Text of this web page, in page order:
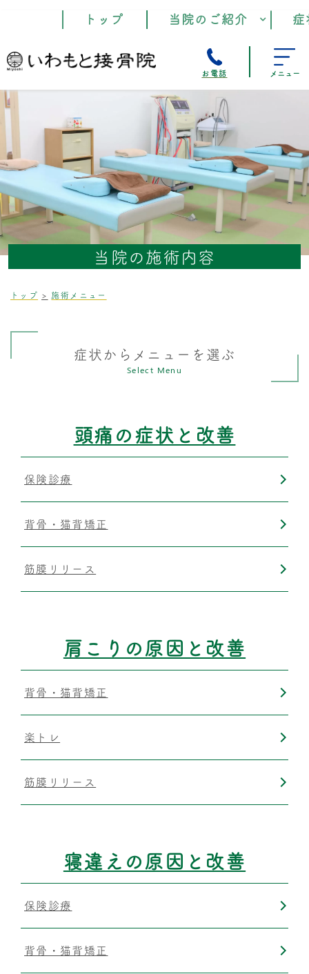
トップ 当院のご紹介
お電話 メニュー
当院の施術内容
トップ 施術メニュー
症状からメニューを選ぶ
Select Menu
頭痛の症状と改善
保険診療
背骨・猫背矯正
筋膜リリース
肩こりの原因と改善
背骨・猫背矯正
楽トレ
筋膜リリース
寝違えの原因と改善
保険診療
背骨・猫背矯正